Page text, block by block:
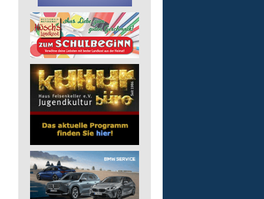
pädagogische
in Teilzeit
Lebenshilfe im Landkreis
GmbH